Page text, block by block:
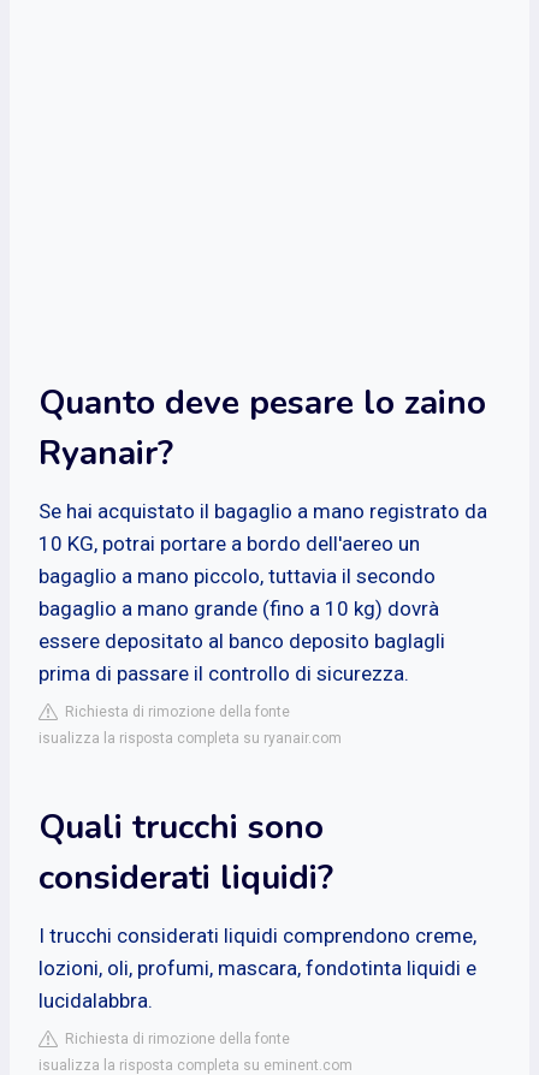
Quanto deve pesare lo zaino
Ryanair?
Se hai acquistato il bagaglio a mano registrato da
10 KG, potrai portare a bordo dell'aereo un
bagaglio a mano piccolo, tuttavia il secondo
bagaglio a mano grande (fino a 10 kg) dovrà
essere depositato al banco deposito baglagli
prima di passare il controllo di sicurezza.
Richiesta di rimozione della fonte
isualizza la risposta completa su ryanair.com
Quali trucchi sono
considerati liquidi?
I trucchi considerati liquidi comprendono creme,
lozioni, oli, profumi, mascara, fondotinta liquidi e
lucidalabbra.
Richiesta di rimozione della fonte
isualizza la risposta completa su eminent.com